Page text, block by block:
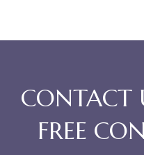
CONTACT
FREE